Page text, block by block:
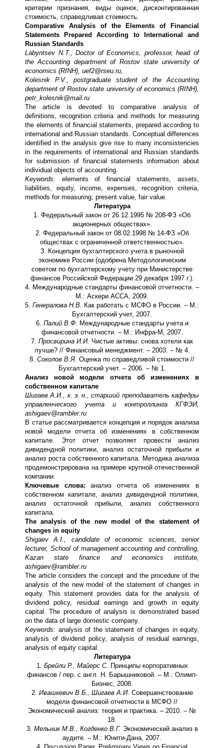
критерии признания, виды оценок, дисконтированная
стоимость, справедливая стоимость.
Comparative Analysis of the Elements of Financial
Statements Prepared According to International and
Russian Standards
Labyntsev N.T., Doctor of Economics, professor, head of
the Accounting department of Rostov state university of
economics (RINH), uef2@rseu.ru,
Kolesnik P.V., postgraduate student of the Accounting
department of Rostov state university of economics (RINH),
petr_kolesnik@mail.ru
The article is devoted to comparative analysis of
definitions, recognition criteria and methods for measuring
the elements of financial statements, prepared according to
international and Russian standards. Conceptual differences
identified in the analysis give rise to many inconsistencies
in the requirements of international and Russian standards
for submission of financial statements information about
individual objects of accounting.
Keywords: elements of financial statements, assets,
liabilities, equity, income, expenses, recognition criteria,
methods for measuring, present value, fair value.
Литература
1. Федеральный закон от 26.12.1995 № 208-ФЗ «Об
акционерных обществах».
2. Федеральный закон от 08.02.1998 № 14-ФЗ «Об
обществах с ограниченной ответственностью».
3. Концепция бухгалтерского учета в рыночной
экономике России (одобрена Методологическим
советом по бухгалтерскому учету при Министерстве
финансов Российской Федерации 29 декабря 1997 г.).
4. Международные стандарты финансовой отчетности. –
М.: Аскери АССА, 2009.
5. Генералова Н.В. Как работать с МСФО в России. – М.:
Бухгалтерский учет, 2007.
6. Палий В.Ф. Международные стандарты учета и
финансовой отчетности. – М.: Инфра-М, 2007.
7. Просвирина И.И. Чистые активы: снова хотели как
лучше? // Финансовый менеджмент. – 2003. – № 4.
8. Соколов В.Я. Оценка по справедливой стоимости //
Бухгалтерский учет. – 2006. – № 1.
Анализ новой модели отчета об изменениях в
собственном капитале
Шигаев А.И., к. э. н., старший преподаватель кафедры
управленческого учета и контроллинга КГФЭИ,
ashigaev@rambler. ru
В статье рассматривается концепция и порядок анализа
новой модели отчета об изменениях в собственном
капитале. Этот отчет позволяет провести анализ
дивидендной политики, анализ остаточной прибыли и
анализ роста собственного капитала. Методика анализа
продемонстрирована на примере крупной отечественной
компании.
Ключевые слова: анализ отчета об изменениях в
собственном капитале, анализ дивидендной политики,
анализ остаточной прибыли, анализ собственного
капитала.
The analysis of the new model of the statement of
changes in equity
Shigaev A.I., candidate of economic sciences, senior
lecturer, School of management accounting and controlling,
Kazan state finance and economics institute,
ashigaev@rambler.ru
The article considers the concept and the procedure of the
analysis of the new model of the statement of changes in
equity. This statement provides data for the analysis of
dividend policy, residual earnings and growth in equity
capital. The procedure of analysis is demonstrated based
on the data of large domestic company.
Keywords: analysis of the statement of changes in equity,
analysis of dividend policy, analysis of residual earnings,
analysis of equity capital.
Литература
1. Брейли Р., Майерс С. Принципы корпоративных
финансов / пер. с англ. Н. Барышниковой. – М.: Олимп-
Бизнес, 2008.
2. Ивашкевич В.Б., Шигаев А.И. Совершенствование
модели финансовой отчетности в МСФО //
Экономический анализ: теория и практика. – 2010. – №
18.
3. Мельник М.В., Когденко В.Г. Экономический анализ в
аудите. – М.: Юнити-Дана, 2007.
4. Discussion Paper. Preliminary Views on Financial